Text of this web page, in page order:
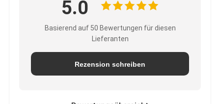
5.0
Basierend auf 50 Bewertungen für diesen
Lieferanten
Rezension schreiben